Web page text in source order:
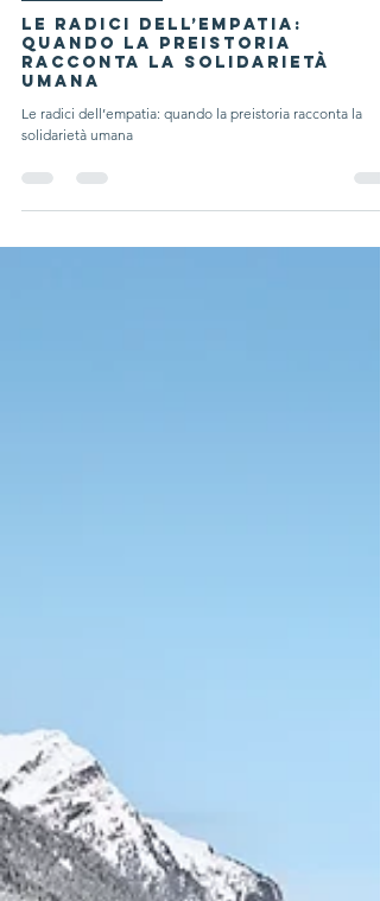
dalla redazione
Le radici dell’empatia:
racconta la solidarietà
umana
solidarietà umana